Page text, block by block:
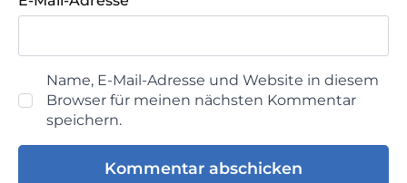
Name, E-Mail-Adresse und Website in diesem
Browser für meinen nächsten Kommentar
speichern.